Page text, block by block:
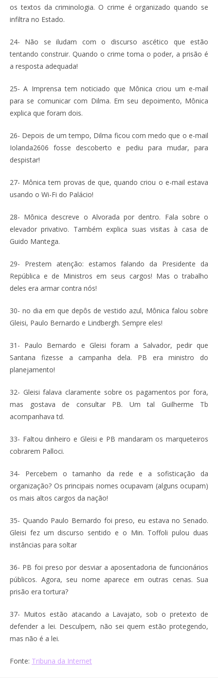
os textos da criminologia. O crime é organizado quando se
infiltra no Estado.
24- Não se iludam com o discurso ascético que estão
tentando construir. Quando o crime toma o poder, a prisão é
a resposta adequada!
25- A Imprensa tem noticiado que Mônica criou um e-mail
para se comunicar com Dilma. Em seu depoimento, Mônica
explica que foram dois.
26- Depois de um tempo, Dilma ficou com medo que o e-mail
Iolanda2606 fosse descoberto e pediu para mudar, para
despistar!
27- Mônica tem provas de que, quando criou o e-mail estava
usando o Wi-Fi do Palácio!
28- Mônica descreve o Alvorada por dentro. Fala sobre o
elevador privativo. Também explica suas visitas à casa de
Guido Mantega.
29- Prestem atenção: estamos falando da Presidente da
República e de Ministros em seus cargos! Mas o trabalho
deles era armar contra nós!
30- no dia em que depôs de vestido azul, Mônica falou sobre
Gleisi, Paulo Bernardo e Lindbergh. Sempre eles!
31- Paulo Bernardo e Gleisi foram a Salvador, pedir que
Santana fizesse a campanha dela. PB era ministro do
planejamento!
32- Gleisi falava claramente sobre os pagamentos por fora,
mas gostava de consultar PB. Um tal Guilherme Tb
acompanhava td.
33- Faltou dinheiro e Gleisi e PB mandaram os marqueteiros
cobrarem Palloci.
34- Percebem o tamanho da rede e a sofisticação da
organização? Os principais nomes ocupavam (alguns ocupam)
os mais altos cargos da nação!
35- Quando Paulo Bernardo foi preso, eu estava no Senado.
Gleisi fez um discurso sentido e o Min. Toffoli pulou duas
instâncias para soltar
36- PB foi preso por desviar a aposentadoria de funcionários
públicos. Agora, seu nome aparece em outras cenas. Sua
prisão era tortura?
37- Muitos estão atacando a Lavajato, sob o pretexto de
defender a lei. Desculpem, não sei quem estão protegendo,
mas não é a lei.
Fonte: Tribuna da Internet